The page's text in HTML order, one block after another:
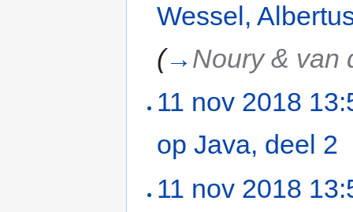
Wessel,
(→ Noury & van
11 nov 2018
op Java, deel 2
11 nov 2018